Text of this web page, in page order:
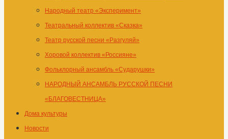
Народный театр «Эксперимент»
Театральный коллектив «Сказка»
Театр русской песни «Разгуляй»
Хоровой коллектив «Россияне»
Фольклорный ансамбль «Сударушки»
НАРОДНЫЙ АНСАМБЛЬ РУССКОЙ ПЕСНИ
«БЛАГОВЕСТНИЦА»
Дома культуры
Новости